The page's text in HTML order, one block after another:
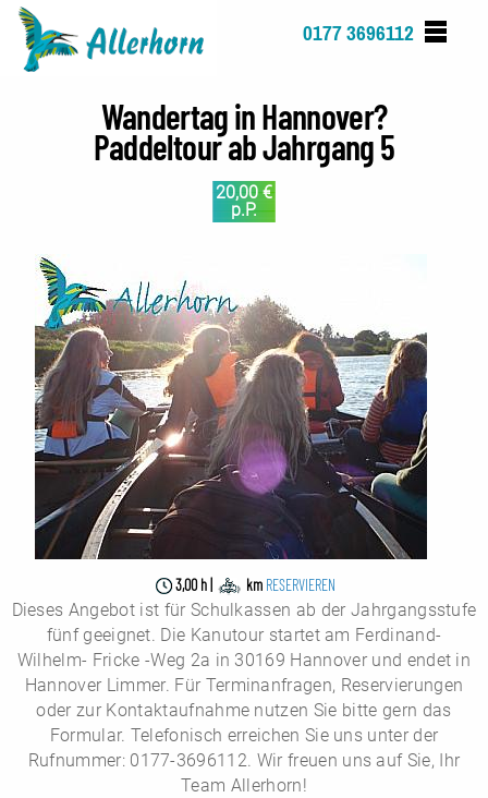
Direkt
zum
Inhalt
0177 3696112
Wandertag in Hannover?
Paddeltour ab Jahrgang 5
20,00 €
p.P.
3,00 h | km RESERVIEREN
Dieses Angebot ist für Schulkassen ab der Jahrgangsstufe
fünf geeignet. Die Kanutour startet am Ferdinand-
Wilhelm- Fricke -Weg 2a in 30169 Hannover und endet in
Hannover Limmer. Für Terminanfragen, Reservierungen
oder zur Kontaktaufnahme nutzen Sie bitte gern das
Formular. Telefonisch erreichen Sie uns unter der
Rufnummer: 0177-3696112. Wir freuen uns auf Sie, Ihr
Team Allerhorn!